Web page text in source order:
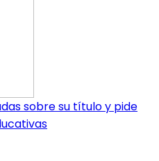
sobre su título y pide